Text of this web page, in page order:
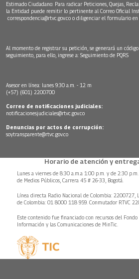
Estimado Ciudadano: Para radicar Peticiones, Quejas,
la Entidad puede remitir lo pertinente al Correo Oficial
correspondencia@rtvc.gov.co o diligenciar el formulario en
Al momento de registrar su petición, se generará un
seguimiento, para ello, ingrese a: Seguimiento de PQRS
Asesor en línea: lunes 9:30 a.m. - 12 m
(+57) (601) 2200700
Correo de notificaciones judiciales:
notificacionesjudiciales@rtvc.gov.co
Denuncias por actos de corrupción:
soytransparente@rtvc.gov.co
Horario de atención y
Lunes a viernes de 8:30 a.m.a 1:00 p.m. y de 2:30
de Medios Públicos, Carrera 45 # 26-33, Bogotá.
Línea directa Radio Nacional de Colombia: 2200727,
de Colombia: 01 8000 118 959. Conmutador RTVC
Este contenido fue financiado con recursos del Fondo
Información y las Comunicaciones de MinTic.